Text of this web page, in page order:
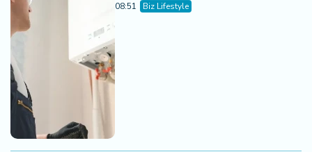
08:51 Biz Lifestyle